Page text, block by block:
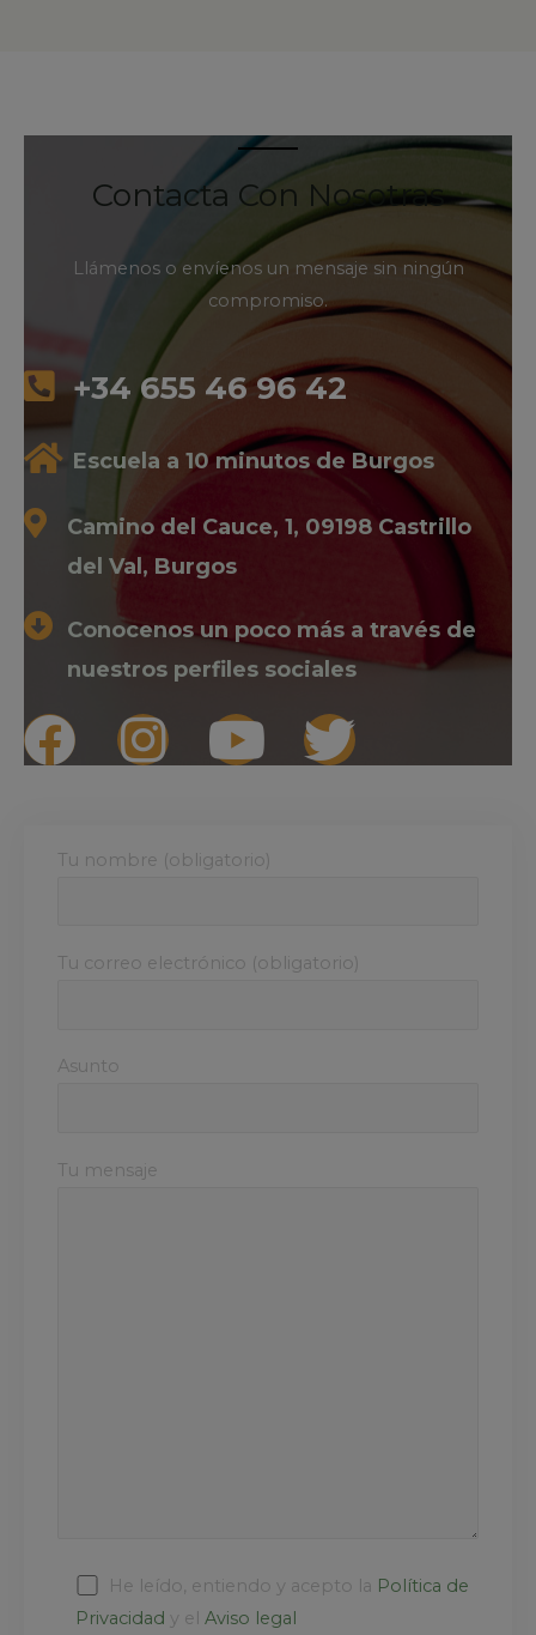
Contacta Con Nosotras
Llámenos o envíenos un mensaje sin ningún
compromiso.
+34 655 46 96 42
Escuela a 10 minutos de Burgos
Camino del Cauce, 1, 09198 Castrillo
del Val, Burgos
Conocenos un poco más a través de
nuestros perfiles sociales
Tu nombre (obligatorio)
Tu correo electrónico (obligatorio)
Asunto
Tu mensaje
He leído, entiendo y acepto la Política de
Privacidad y el Aviso legal